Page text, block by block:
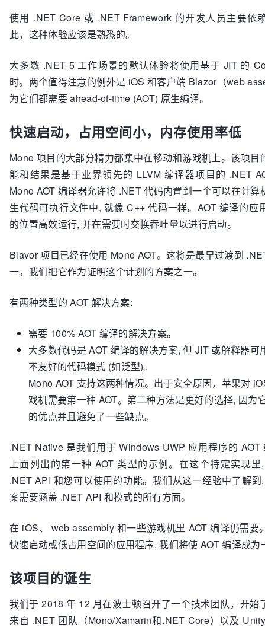
使用 .NET Core 或 .NET Framework 的开发人员主要依
此，这种体验应该是熟悉的。
大多数 .NET 5 工作场景的默认体验将使用基于 JIT 的
时。两个值得注意的例外是 iOS 和客户端 Blazor（web
为它们都需要 ahead-of-time (AOT) 原生编译。
快速启动，占用空间小，内存使用率低
Mono 项目的大部分精力都集中在移动和游戏机上。该项目
能和结果是基于业界领先的 LLVM 编译器项目的 .NET
Mono AOT 编译器允许将 .NET 代码内置到一个可以在计算
生代码可执行文件中, 就像 C++ 代码一样。AOT 编译的应
的位置高效运行, 并在需要时交换吞吐量以进行启动。
Blavor 项目已经在使用 Mono AOT。这将是最早过渡到
一。我们把它作为证明这个计划的方案之一。
有两种类型的 AOT 解决方案:
需要 100% AOT 编译的解决方案。
大多数代码是 AOT 编译的解决方案, 但 JIT 或解释器可
不友好的代码模式 (如泛型)。
Mono AOT 支持这两种情况。出于安全原因，苹果对
戏机需要第一种 AOT。第二种方法是更好的选择, 因为
的优点并且避免了一些缺点。
.NET Native 是我们用于 Windows UWP 应用程序的 AOT
上面列出的第一种 AOT 类型的示例。在这个特定实现
.NET API 和您可以使用的功能。我们从这一经验中了解到
案需要涵盖 .NET API 和模式的所有方面。
在 iOS、 web assembly 和一些游戏机里 AOT 编译仍需要
快速启动或低占用空间的应用程序, 我们将使 AOT 编译成为
该项目的诞生
我们于 2018 年 12 月在波士顿召开了一个技术团队，开始
来自 .NET 团队（Mono/Xamarin和.NET Core）以及